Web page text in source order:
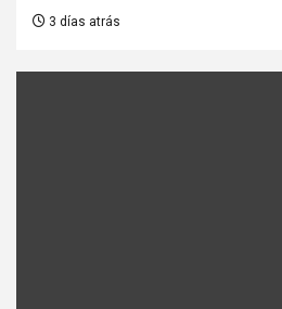
3 días atrás